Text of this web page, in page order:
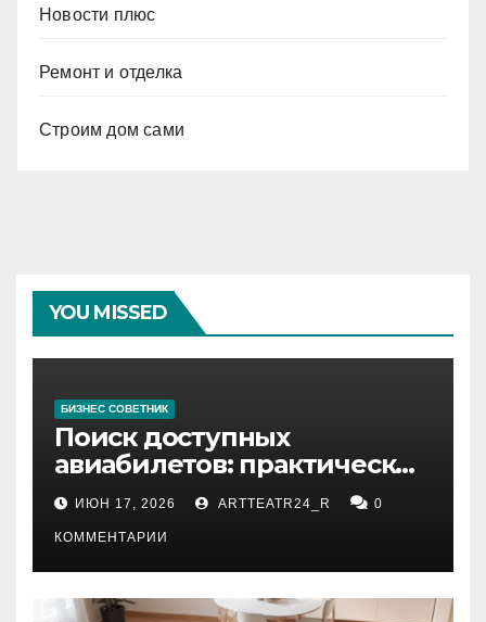
Новости плюс
Ремонт и отделка
Строим дом сами
YOU MISSED
БИЗНЕС СОВЕТНИК
Поиск доступных
авиабилетов: практические
рекомендации
ИЮН 17, 2026 ARTTEATR24_R 0
КОММЕНТАРИИ